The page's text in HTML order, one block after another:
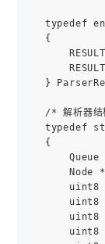
typedef
{
}
/* 解析器
typedef
{
Queue
Node
uint8
uint8
uint8
uint8